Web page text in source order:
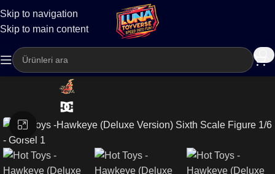
Skip to navigation
Skip to main content
Kargo
Büyütmek için tıklayın